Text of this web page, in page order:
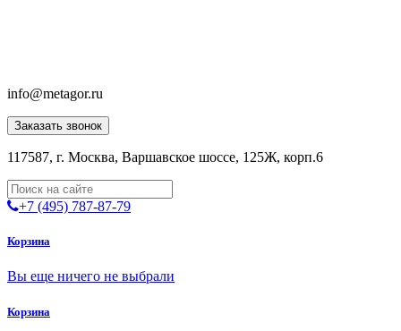
info@metagor.ru
Заказать звонок
117587, г. Москва, Варшавское шоссе, 125Ж, корп.6
+7 (495) 787-87-79
Корзина
Вы еще ничего не выбрали
Корзина